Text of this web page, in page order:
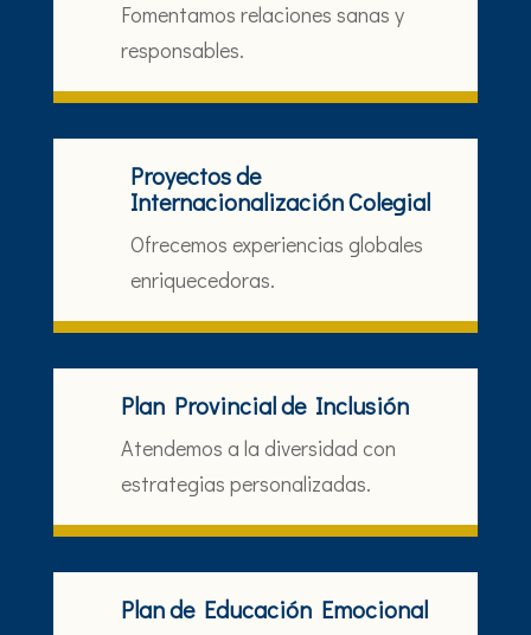
Fomentamos relaciones sanas y
responsables.
Proyectos de
Internacionalización Colegial
Ofrecemos experiencias globales
enriquecedoras.
Plan Provincial de Inclusión
Atendemos a la diversidad con
estrategias personalizadas.
Plan de Educación Emocional